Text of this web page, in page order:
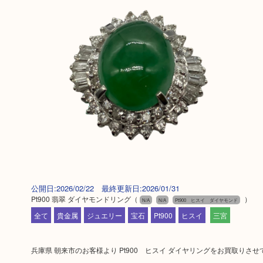
公開日:2026/02/22 最終更新日:2026/01/31
Pt900 翡翠 ダイヤモンドリング（ N/A N/A Pt900 ヒスイ ダイヤモンド
）
全て
貴金属 ジュエリー 宝石 Pt900 ヒスイ 三宮
兵庫県 朝来市のお客様より Pt900 ヒスイ ダイヤリングをお買取りさせ